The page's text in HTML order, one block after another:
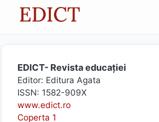
EDICT- Revista educației
Editor: Editura Agata
ISSN: 1582-909X
www.edict.ro
Coperta 1